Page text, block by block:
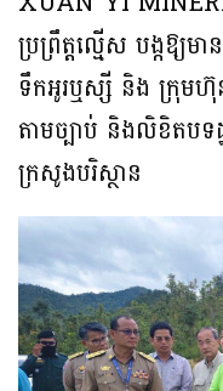
ប្រព្រឹត្តល្មើស បង្កឱ្យម
ទឹកអូរឬស្សី និង ក្រុមហ៊ុ
តាមច្បាប់ និងលិខិតបទ
ក្រសូងបរិស្ថាន